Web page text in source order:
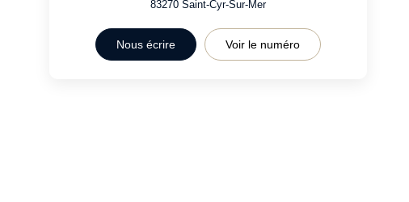
83270 Saint-Cyr-Sur-Mer
Nous écrire Voir le numéro